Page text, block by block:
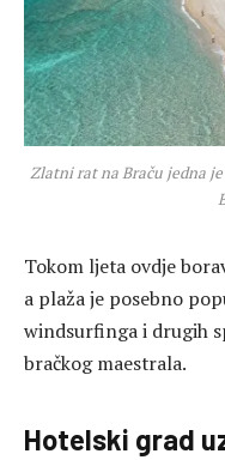
Zlatni rat na Braču jedna
Tokom ljeta ovdje
a plaža je posebno
windsurfinga i drugih
bračkog maestrala.
Hotelski grad